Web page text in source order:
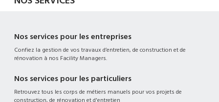
Nos services pour les entreprises
Confiez la gestion de vos travaux d’entretien, de construction et de
rénovation à nos Facility Managers.
Nos services pour les particuliers
Retrouvez tous les corps de métiers manuels pour vos projets de